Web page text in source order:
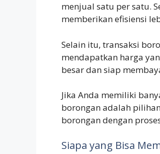
menjual satu per satu.
memberikan efisiensi
Selain itu, transaksi
mendapatkan harga
besar dan siap
Jika Anda memiliki
borongan adalah
borongan dengan
Siapa yang Bisa